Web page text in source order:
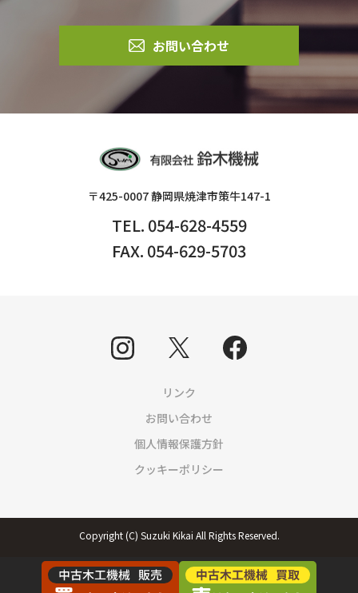
お問い合わせ
〒425-0007 静岡県焼津市策牛147-1
TEL. 054-628-4559
FAX. 054-629-5703
リンク
お問い合わせ
個人情報保護方針
クッキーポリシー
Copyright (C) Suzuki Kikai All Rights Reserved.